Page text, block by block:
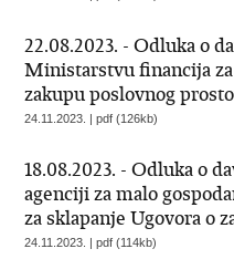
22.08.2023. - Odluka o
Ministarstvu financija
zakupu poslovnog
24.11.2023. | pdf (126kb)
18.08.2023. - Odluka o
agenciji za malo
za sklapanje Ugovora o
24.11.2023. | pdf (114kb)